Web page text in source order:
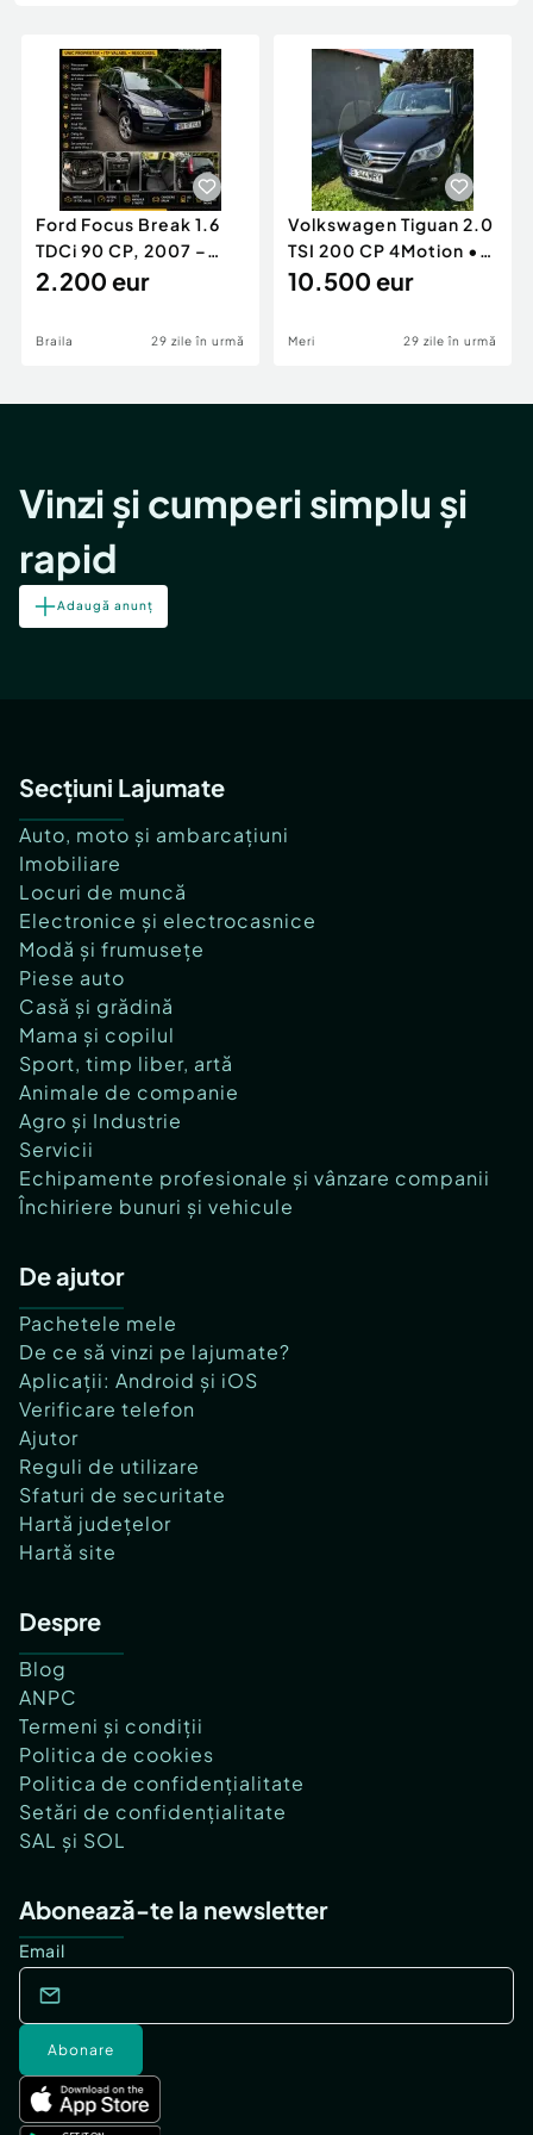
Animale de companie
Afaceri și echipamente profesionale
Inchiriere Bunuri si Vehicule
Piese auto si accesorii
Dacia Duster
Ford Focus Break 1.6
TDCi 90 CP, 2007 –
Unic proprietar, ITP
2.200 eur
Braila 29 zile în urmă
Volkswagen Tiguan 2.0
TSI 200 CP 4Motion •
2009 • Manual •
10.500 eur
Meri 29 zile în urmă
Vinzi și cumperi simplu și
rapid
Adaugă anunț
Secțiuni Lajumate
Auto, moto și ambarcațiuni
Imobiliare
Locuri de muncă
Electronice și electrocasnice
Modă și frumusețe
Piese auto
Casă și grădină
Mama și copilul
Sport, timp liber, artă
Animale de companie
Agro și Industrie
Servicii
Echipamente profesionale și vânzare companii
Închiriere bunuri și vehicule
De ajutor
Pachetele mele
De ce să vinzi pe lajumate?
Aplicații: Android și iOS
Verificare telefon
Ajutor
Reguli de utilizare
Sfaturi de securitate
Hartă județelor
Hartă site
Despre
Blog
ANPC
Termeni și condiții
Politica de cookies
Politica de confidențialitate
Setări de confidențialitate
SAL și SOL
Abonează-te la newsletter
Email
Abonare